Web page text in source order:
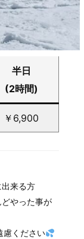
半日
(2時間)
￥6,900
来る方
やった事が
慮ください